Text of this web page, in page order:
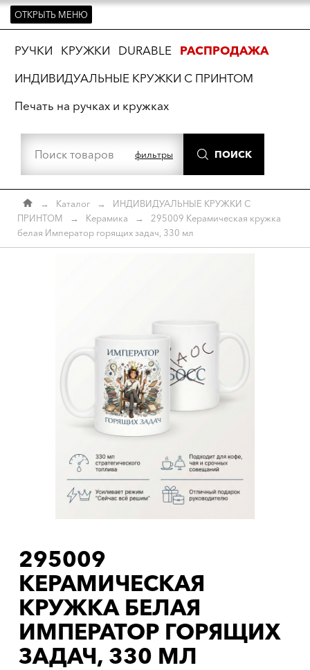
ОТКРЫТЬ МЕНЮ
РУЧКИ КРУЖКИ DURABLE
РАСПРОДАЖА
ИНДИВИДУАЛЬНЫЕ КРУЖКИ С ПРИНТОМ
Печать на ручках и кружках
фильтры ПОИСК
→ Каталог →
ИНДИВИДУАЛЬНЫЕ КРУЖКИ С
ПРИНТОМ
→ Керамика →
295009 Керамическая кружка
белая Император горящих задач, 330 мл
295009
КЕРАМИЧЕСКАЯ
КРУЖКА БЕЛАЯ
ИМПЕРАТОР ГОРЯЩИХ
ЗАДАЧ, 330 МЛ